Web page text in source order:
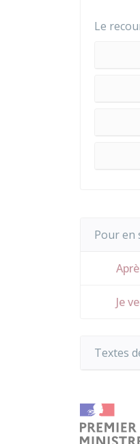
Le
Pour en
Je
Textes